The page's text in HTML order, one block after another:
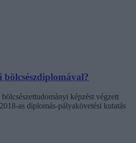
képzést végzett
as diplomás-pályakövetési kutatás